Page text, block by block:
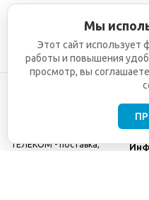
ТЕЛЕКОМ - поставка,
Мы
Этот сайт использует
работы и повышения
просмотр, вы